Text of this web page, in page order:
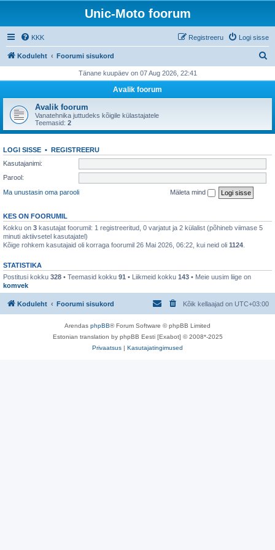
Unic-Moto foorum
KKK Logi sisse
Registreeru
Koduleht Foorumi sisukord
i
Tänane kuupäev on 07 Aug 2026, 22:41
Avalik foorum
Avalik foorum
Vanatehnika juttudeks kõigile külastajatele
Teemasid: 2
LOGI SISSE • REGISTREERU
Kasutajanimi:
Parool:
Ma unustasin oma parooli
Mäleta mind
KES ON FOORUMIL
Kokku on 3 kasutajat foorumil: 1 registreeritud, 0 varjatut ja 2 külalist (põhineb viimase 5
minuti aktiivsetel kasutajatel)
Kõige rohkem kasutajaid oli korraga foorumil 26 Mai 2026, 06:22, kui neid oli 1124
STATISTIKA
Postitusi kokku 328 • Teemasid kokku 91 • Liikmeid kokku 143 • Meie uusim liige on
komvek
Koduleht Foorumi sisukord Kõik kellaajad on UTC+03:00
Arendas phpBB® Forum Software © phpBB Limited
Estonian translation by phpBB Eesti [Exabot] © 2008*-2025
Privaatsus | Kasutajatingimused